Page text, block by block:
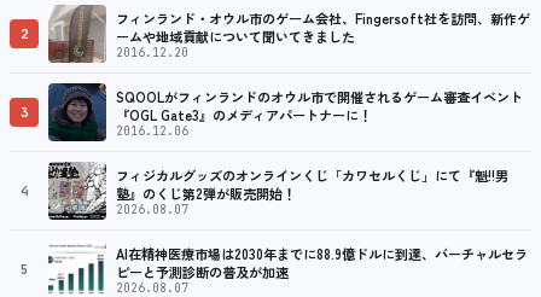
2
フィンランド・オウル市のゲーム会社、Fingersoft社を訪問、新作ゲ
ームや地域貢献について聞いてきました
2016.12.20
3
SQOOLがフィンランドのオウル市で開催されるゲーム審査イベント
『OGL Gate3』のメディアパートナーに！
2016.12.06
4
フィジカルグッズのオンラインくじ「カワセルくじ」にて『魁!!男
塾』のくじ第2弾が販売開始！
2026.08.07
5
AI在精神医療市場は2030年までに88.9億ドルに到達、バーチャルセラ
ピーと予測診断の普及が加速
2026.08.07